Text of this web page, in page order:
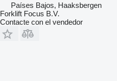
Países Bajos, Haaksbergen
Forklift Focus B.V.
Contacte con el vendedor